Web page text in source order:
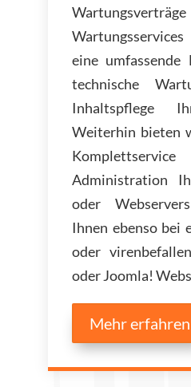
eine
technische
Inhaltspflege
Weiterhin bieten
Administration
oder
Ihnen ebenso bei
oder
oder Joomla!
Mehr erfahren